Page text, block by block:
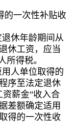
的一次性补贴收
休年龄期间从
休工资，应当
所得税。
人单位取得的
序至法定退休
薪金”收入合
差额确定适用
得的一次性收